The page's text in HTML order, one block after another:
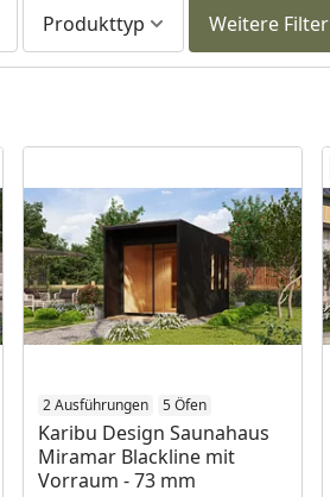
Produkttyp Weitere Filter
2 Ausführungen 5 Öfen
Karibu Design Saunahaus
Miramar Blackline mit
Vorraum - 73 mm